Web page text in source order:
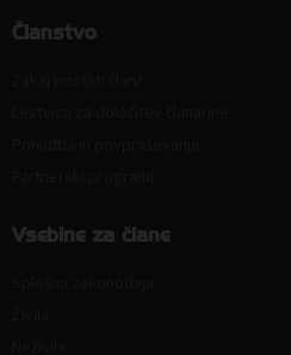
Članstvo
Vsebine za člane